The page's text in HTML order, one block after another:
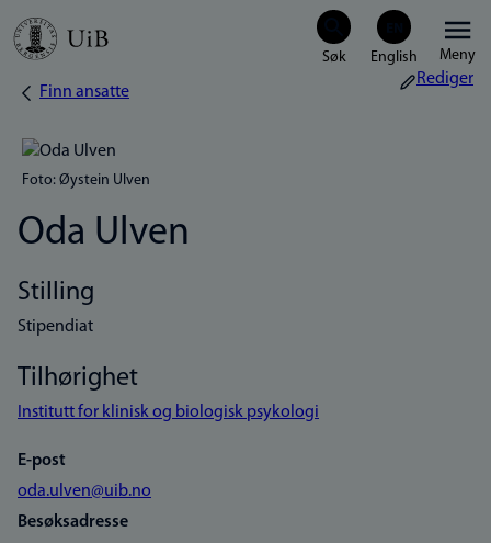
Hopp
Meny
Navigasjonssti
Finn ansatte
Rediger
Foto: Øystein Ulven
Oda Ulven
Stilling
Stipendiat
Tilhørighet
Institutt for klinisk og biologisk psykologi
E-post
oda.ulven@uib.no
Besøksadresse